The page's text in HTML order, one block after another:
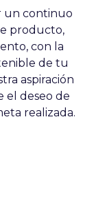
un continuo
producto,
con la
de tu
aspiración
el deseo de
realizada.